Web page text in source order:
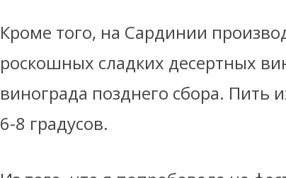
Кроме того, на Сардинии
роскошных сладких десертных
винограда позднего сбора. Пить
6-8 градусов.